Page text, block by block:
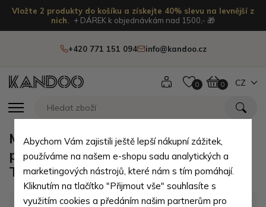
Vložte 2 produkty do košíku a získejte 40% slevu na levnější z
nich.
+ DÁREK k objednávkám nad 1500,- 🎁
+420 771 151 094 info@kandoo.cz
0 0 CZ
Modrá klopnová dámská
peněženka s kovovou ozdobou
Tarquinia
Abychom Vám zajistili ještě lepší nákupní zážitek,
používáme na našem e-shopu sadu analytických a
marketingových nástrojů, které nám s tím pomáhají.
Kliknutím na tlačítko "Přijmout vše" souhlasíte s
využitím cookies a předáním našim partnerům pro